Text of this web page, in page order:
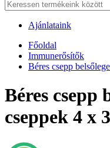
Ajánlataink
Főoldal
Immunerősítők
Béres csepp
Béres csepp
cseppek 4 x